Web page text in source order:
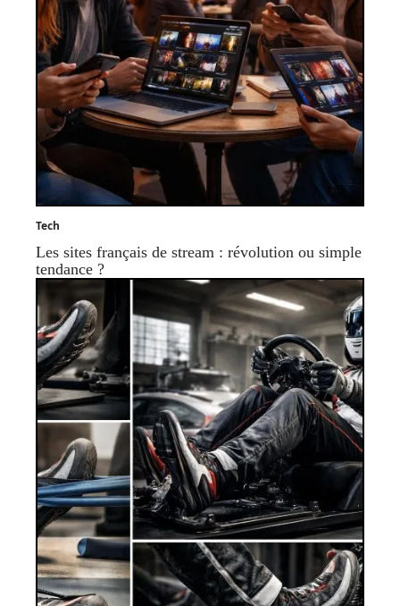
Tech
Les sites français de stream : révolution ou simple
tendance ?